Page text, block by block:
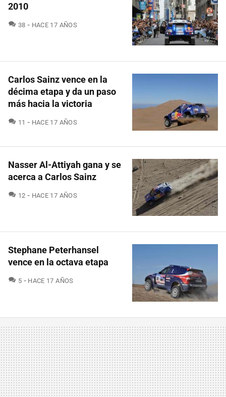
2010
38 COMENTARIOS
HACE 17 AÑOS
Carlos Sainz vence en la
décima etapa y da un paso
más hacia la victoria
11 COMENTARIOS
HACE 17 AÑOS
Nasser Al-Attiyah gana y se
acerca a Carlos Sainz
12 COMENTARIOS
HACE 17 AÑOS
Stephane Peterhansel
vence en la octava etapa
5 COMENTARIOS
HACE 17 AÑOS